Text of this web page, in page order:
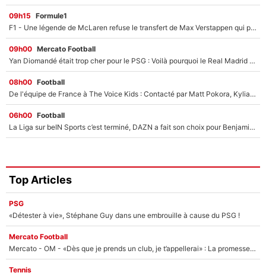
09h15 Formule1
F1 - Une légende de McLaren refuse le transfert de Max Verstappen qui pourrait «faire des vagues» et plomber l'ambiance dans l'équipe
09h00 Mercato Football
Yan Diomandé était trop cher pour le PSG : Voilà pourquoi le Real Madrid a accepté de payer la somme record de 140M€ pour boucler son transfert !
08h00 Football
De l'équipe de France à The Voice Kids : Contacté par Matt Pokora, Kylian Mbappé a accepté de jouer un rôle inédit sur TF1 !
06h00 Football
La Liga sur beIN Sports c’est terminé, DAZN a fait son choix pour Benjamin Da Silva et Omar Da Fonseca !
Top Articles
PSG
«Détester à vie», Stéphane Guy dans une embrouille à cause du PSG !
Mercato Football
Mercato - OM - «Dès que je prends un club, je t’appellerai» : La promesse de Marcelino au moment de claquer la porte
Tennis